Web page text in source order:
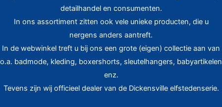
detailhandel en consumenten.
In ons assortiment zitten ook vele unieke producten, die u
nergens anders aantreft.
In de webwinkel treft u bij ons een grote (eigen) collectie aan van
o.a. badmode, kleding, boxershorts, sleutelhangers, babyartikelen
enz.
Tevens zijn wij officieel dealer van de Dickensville elfstedenserie.